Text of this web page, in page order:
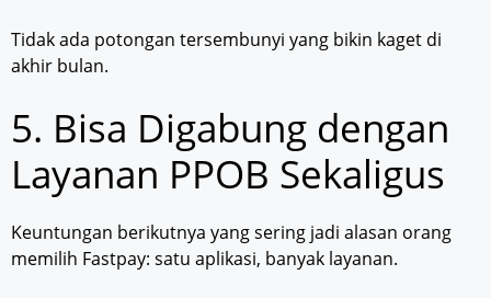
Tidak ada potongan tersembunyi yang bikin kaget di
akhir bulan.
5. Bisa Digabung dengan
Layanan PPOB Sekaligus
Keuntungan berikutnya yang sering jadi alasan orang
memilih Fastpay: satu aplikasi, banyak layanan.